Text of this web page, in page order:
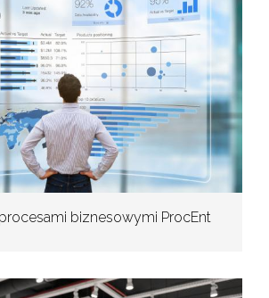
biznesowymi ProcEnt